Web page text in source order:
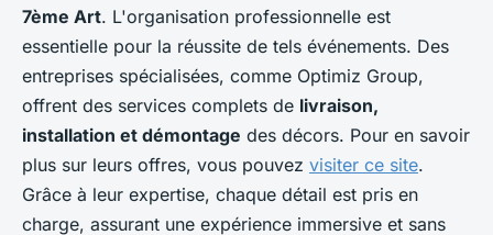
7ème Art. L'organisation professionnelle est
essentielle pour la réussite de tels événements. Des
entreprises spécialisées, comme Optimiz Group,
offrent des services complets de livraison,
installation et démontage des décors. Pour en savoir
plus sur leurs offres, vous pouvez visiter ce site.
Grâce à leur expertise, chaque détail est pris en
charge, assurant une expérience immersive et sans